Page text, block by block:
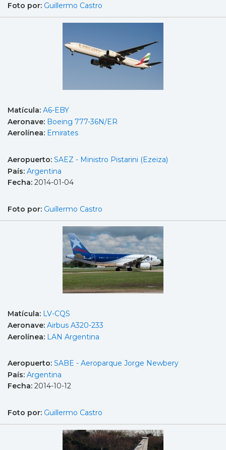
Foto por: Guillermo Castro
Matícula: A6-EBY
Aeronave: Boeing 777-36N/ER
Aerolínea: Emirates
Aeropuerto: SAEZ - Ministro Pistarini (Ezeiza)
País: Argentina
Fecha: 2014-01-04
Foto por: Guillermo Castro
Matícula: LV-CQS
Aeronave: Airbus A320-233
Aerolínea: LAN Argentina
Aeropuerto: SABE - Aeroparque Jorge Newbery
País: Argentina
Fecha: 2014-10-12
Foto por: Guillermo Castro